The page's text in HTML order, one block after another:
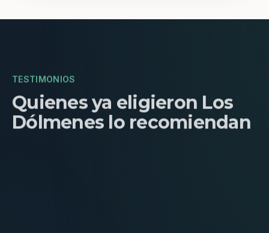
TESTIMONIOS
Quienes ya eligieron Los
Dólmenes lo recomiendan